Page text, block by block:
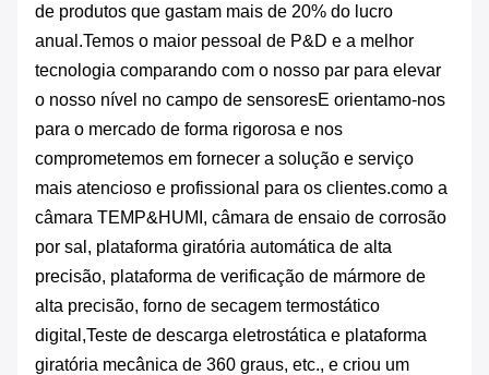
de produtos que gastam mais de 20% do lucro
anual.Temos o maior pessoal de P&D e a melhor
tecnologia comparando com o nosso par para elevar
o nosso nível no campo de sensoresE orientamo-nos
para o mercado de forma rigorosa e nos
comprometemos em fornecer a solução e serviço
mais atencioso e profissional para os clientes.como a
câmara TEMP&HUMI, câmara de ensaio de corrosão
por sal, plataforma giratória automática de alta
precisão, plataforma de verificação de mármore de
alta precisão, forno de secagem termostático
digital,Teste de descarga eletrostática e plataforma
giratória mecânica de 360 graus, etc., e criou um